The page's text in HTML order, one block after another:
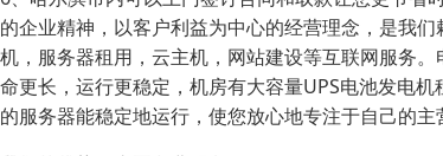
的企业精神，以客户利益为中心的经营理念，是我
机，服务器租用，云主机，网站建设等互联网服务
命更长，运行更稳定，机房有大容量UPS电池发电
的服务器能稳定地运行，使您放心地专注于自己的